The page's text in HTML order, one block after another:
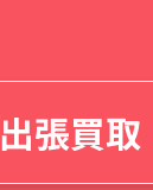
出張買取